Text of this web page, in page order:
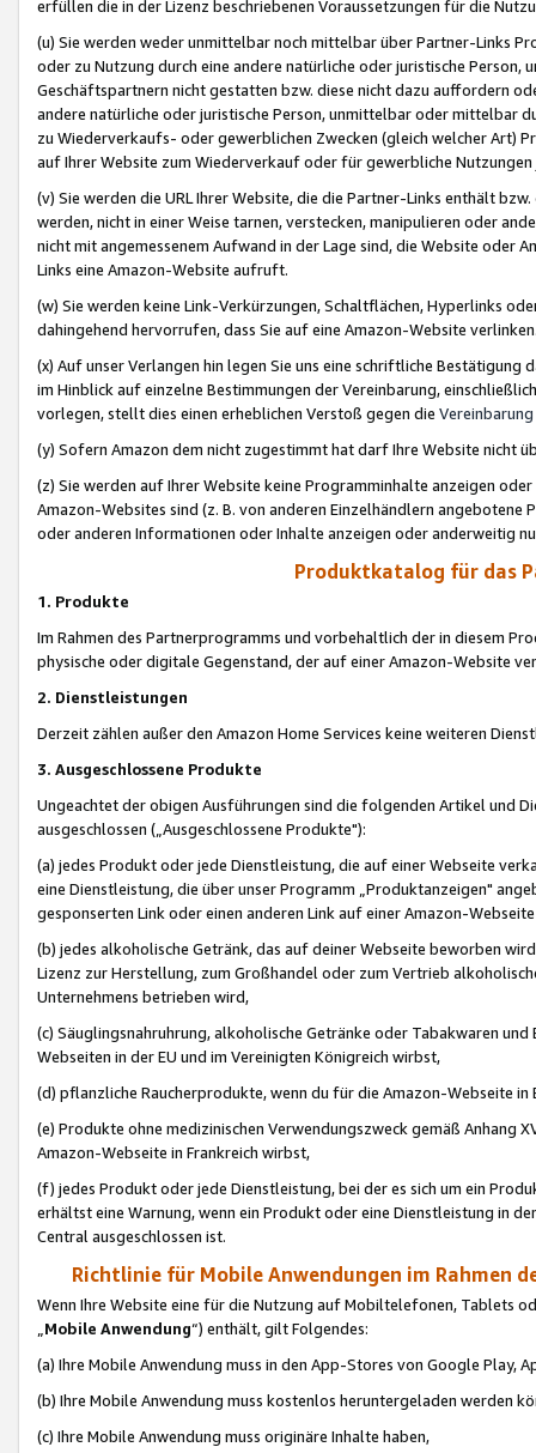
erfüllen die in der Lizenz beschriebenen Voraussetzungen für die
(u) Sie werden weder unmittelbar noch mittelbar über Partner-Links
oder zu Nutzung durch eine andere natürliche oder juristische
Geschäftspartnern nicht gestatten bzw. diese nicht dazu auffordern
andere natürliche oder juristische Person, unmittelbar oder mittelbar
zu Wiederverkaufs- oder gewerblichen Zwecken (gleich welcher Art)
auf Ihrer Website zum Wiederverkauf oder für gewerbliche
(v) Sie werden die URL Ihrer Website, die die Partner-Links enthält
werden, nicht in einer Weise tarnen, verstecken, manipulieren oder
nicht mit angemessenem Aufwand in der Lage sind, die Website oder
Links eine Amazon-Website aufruft.
(w) Sie werden keine Link-Verkürzungen, Schaltflächen, Hyperlinks
dahingehend hervorrufen, dass Sie auf eine Amazon-Website
(x) Auf unser Verlangen hin legen Sie uns eine schriftliche
im Hinblick auf einzelne Bestimmungen der Vereinbarung,
vorlegen, stellt dies einen erheblichen Verstoß gegen die Vereinbarung
(y) Sofern Amazon dem nicht zugestimmt hat darf Ihre Website nicht
(z) Sie werden auf Ihrer Website keine Programminhalte anzeigen
Amazon-Websites sind (z. B. von anderen Einzelhändlern
oder anderen Informationen oder Inhalte anzeigen oder anderweitig
Produktkatalog für das
1. Produkte
Im Rahmen des Partnerprogramms und vorbehaltlich der in diesem
physische oder digitale Gegenstand, der auf einer Amazon-Website
2. Dienstleistungen
Derzeit zählen außer den Amazon Home Services keine weiteren
3. Ausgeschlossene Produkte
Ungeachtet der obigen Ausführungen sind die folgenden Artikel und
ausgeschlossen („Ausgeschlossene Produkte"):
(a) jedes Produkt oder jede Dienstleistung, die auf einer Webseite
eine Dienstleistung, die über unser Programm „Produktanzeigen"
gesponserten Link oder einen anderen Link auf einer Amazon-
(b) jedes alkoholische Getränk, das auf deiner Webseite beworben
Lizenz zur Herstellung, zum Großhandel oder zum Vertrieb
Unternehmens betrieben wird,
(c) Säuglingsnahruhrung, alkoholische Getränke oder Tabakwaren
Webseiten in der EU und im Vereinigten Königreich wirbst,
(d) pflanzliche Raucherprodukte, wenn du für die Amazon-Webseite in
(e) Produkte ohne medizinischen Verwendungszweck gemäß Anhang
Amazon-Webseite in Frankreich wirbst,
(f) jedes Produkt oder jede Dienstleistung, bei der es sich um ein
erhältst eine Warnung, wenn ein Produkt oder eine Dienstleistung in
Central ausgeschlossen ist.
Richtlinie für Mobile Anwendungen im Rahmen
Wenn Ihre Website eine für die Nutzung auf Mobiltelefonen, Tablets
„Mobile Anwendung“) enthält, gilt Folgendes:
(a) Ihre Mobile Anwendung muss in den App-Stores von Google Play,
(b) Ihre Mobile Anwendung muss kostenlos heruntergeladen werden
(c) Ihre Mobile Anwendung muss originäre Inhalte haben,